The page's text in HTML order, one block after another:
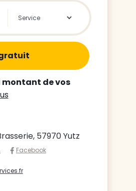
- Autocompletion
montant de vos
57970 Yutz
Facebook